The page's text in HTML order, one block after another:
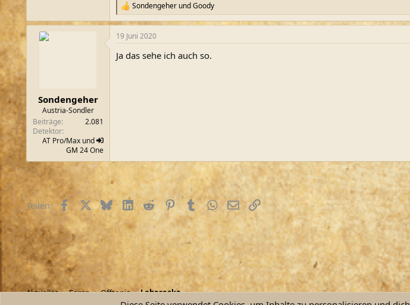
R
e
a
k
i
SondengeherundGoody
Sondengeher
Austria-Sondler
Beiträge
2.081
Detektor
AT Pro/Max und
GM 24 One
19 Juni 2020
Ja das sehe ich auch so.
Teilen: Facebook
X (Twitter)
BlueskyLinkedIn
RedditPinterest
TumblrWhatsApp
E-MailLink
Aktuelles Foren Offtopic Laberecke